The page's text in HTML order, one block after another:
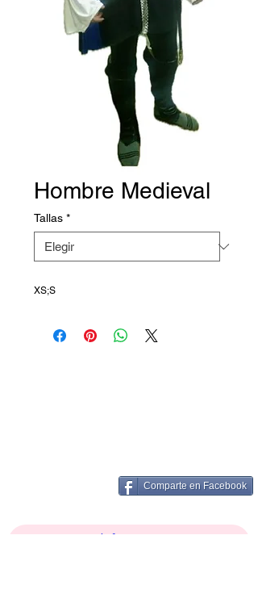
Hombre Medieval
Tallas *
XS;S
Comparte en Facebook